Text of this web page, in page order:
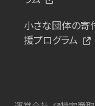
小さな団体の寄
援プログラム